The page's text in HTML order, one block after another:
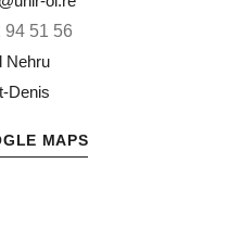
94 51 56
Nehru
Denis
MAPS